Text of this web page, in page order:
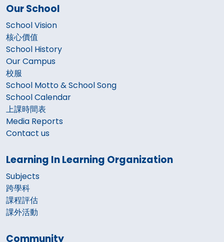
Our School
School Vision
核心價值
School History
Our Campus
校服
School Motto & School Song
School Calendar
上課時間表
Media Reports
Contact us
Learning In Learning Organization
Subjects
跨學科
課程評估
課外活動
Community